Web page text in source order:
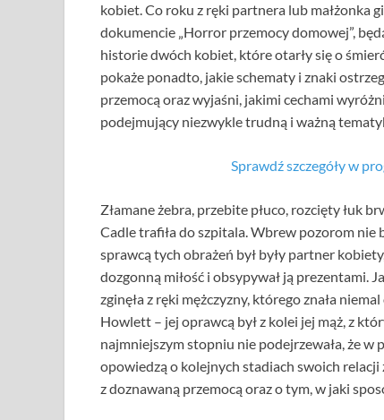
kobiet. Co roku z ręki partnera lub małżonka
dokumencie „Horror przemocy domowej”,
historie dwóch kobiet, które otarły się o
pokaże ponadto, jakie schematy i znaki
przemocą oraz wyjaśni, jakimi cechami
podejmujący niezwykle trudną i ważną
Sprawdź szczegóły w
Złamane żebra, przebite płuco, rozcięty łuk
Cadle trafiła do szpitala. Wbrew pozorom nie
sprawcą tych obrażeń był były partner
dozgonną miłość i obsypywał ją prezentami.
zginęła z ręki mężczyzny, którego znała
Howlett – jej oprawcą był z kolei jej mąż, z
najmniejszym stopniu nie podejrzewała, że w
opowiedzą o kolejnych stadiach swoich
z doznawaną przemocą oraz o tym, w jaki